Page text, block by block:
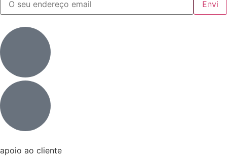
apoio ao cliente